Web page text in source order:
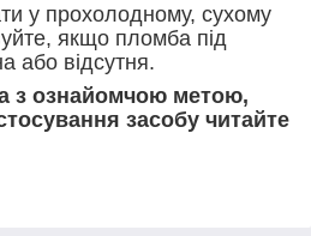
у прохолодному, сухому
якщо пломба під
або відсутня.
з ознайомчою метою,
засобу читайте